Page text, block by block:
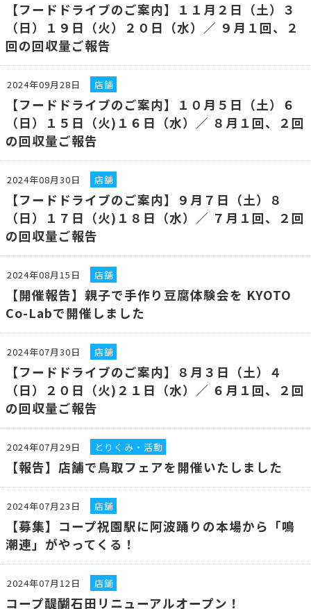
【フードドライブのご案内】１１月２日（土）３
（日）１９日（火）２０日（水）／ ９月１回、２
回の回収量ご報告
2024年09月28日 店舗
【フードドライブのご案内】１０月５日（土）６
（日）１５日（火)１６日（水）／ ８月１回、２回
の回収量ご報告
2024年08月30日 店舗
【フードドライブのご案内】９月７日（土）８
（日）１７日（火)１８日（水）／ ７月１回、２回
の回収量ご報告
2024年08月15日 店舗
【開催報告】親子で手作り豆腐体験会を KYOTO
Co-Labで開催しました
2024年07月30日 店舗
【フードドライブのご案内】８月３日（土）４
（日）２０日（火)２１日（水）／ ６月１回、２回
の回収量ご報告
2024年07月29日 とりくみ・活動
【報告】店舗で鳥取フェアを開催いたしました
2024年07月23日 店舗
【募集】コープ祝園駅に阿波踊りの本場から「鳴
潮連」がやってくる！
2024年07月12日 店舗
コープ醍醐石田リニューアルオープン！